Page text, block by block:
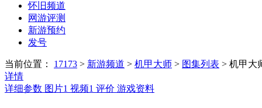
怀旧频道
网游评测
新游预约
发号
当前位置： 17173 > 新游频道 > 机甲大师 > 图集列表 > 机甲大
详情
详细参数 图片1 视频1 评价 游戏资料